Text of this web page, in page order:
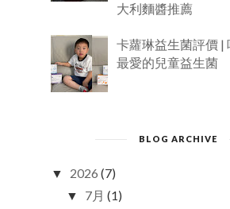
大利麵醬推薦
卡蘿琳益生菌評價 |
最愛的兒童益生菌
BLOG ARCHIVE
▼ 2026 (7)
▼ 7月 (1)